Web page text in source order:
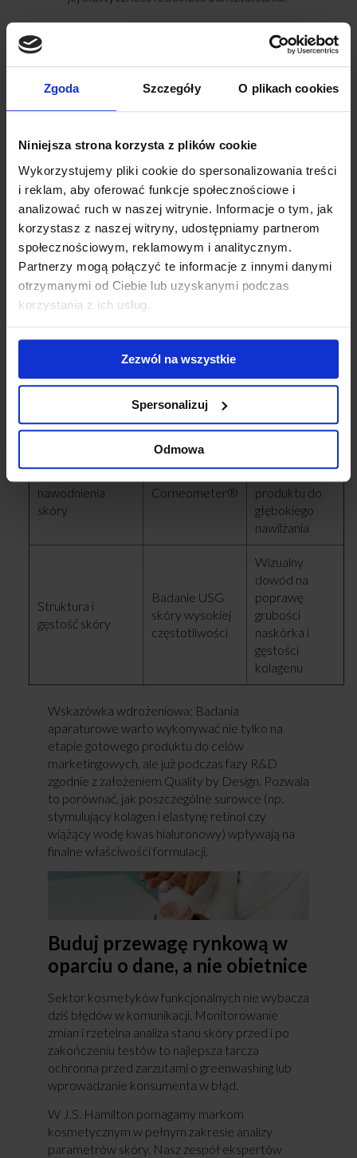
Zgoda Szczegóły O plikach cookies
Niniejsza strona korzysta z plików cookie
Wykorzystujemy pliki cookie do spersonalizowania treści
i reklam, aby oferować funkcje społecznościowe i
analizować ruch w naszej witrynie. Informacje o tym, jak
korzystasz z naszej witryny, udostępniamy partnerom
społecznościowym, reklamowym i analitycznym.
Partnerzy mogą połączyć te informacje z innymi danymi
otrzymanymi od Ciebie lub uzyskanymi podczas
korzystania z ich usług.
Zezwól na wszystkie
Spersonalizuj
Odmowa
jak aplikacja produktu wpływa na strukturalne
napięcie i elastyczność, dostarczając danych
typu: „Aparaturowy pomiar wykazał poprawę
Parametr
badawczy
Metoda /
Aparatura
Producenta
Jędrność i
elastyczność
skóry
Cutometer®
MPA 580
Jeden z
elementów do
potwierdzenia
deklaracji anti-
aging i liftingu
Transepidermalna
utrata wody
Pomiar TEWL
(Tewameter®)
naskórkowej i
odwodnieniem
Poziom
nawodnienia
skóry
Corneometer®
zdolności
produktu do
głębokiego
nawilżania
Struktura i
gęstość skóry
Badanie USG
skóry wysokiej
częstotliwości
Wizualny
dowód na
poprawę
grubości
naskórka i
gęstości
kolagenu
Wskazówka wdrożeniowa: Badania
aparaturowe warto wykonywać nie tylko na
etapie gotowego produktu do celów
marketingowych, ale już podczas fazy R&D
zgodnie z założeniem Quality by Design. Pozwala
to porównać, jak poszczególne surowce (np.
stymulujący kolagen i elastynę retinol czy
wiążący wodę kwas hialuronowy) wpływają na
finalne właściwości formulacji.
Buduj przewagę rynkową w
oparciu o dane, a nie obietnice
Sektor kosmetyków funkcjonalnych nie wybacza
dziś błędów w komunikacji. Monitorowanie
zmian i rzetelna analiza stanu skóry przed i po
zakończeniu testów to najlepsza tarcza
ochronna przed zarzutami o greenwashing lub
wprowadzanie konsumenta w błąd.
W J.S. Hamilton pomagamy markom
kosmetycznym w pełnym zakresie analizy
parametrów skóry. Nasz zespół ekspertów